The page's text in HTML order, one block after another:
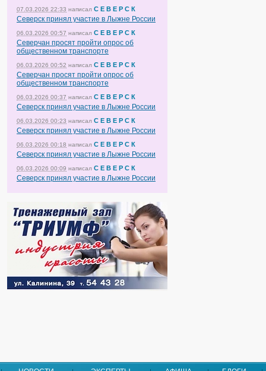
07.03.2026 22:33 написал С Е В Е Р С К
Северск принял участие в Лыжне России
06.03.2026 00:57 написал С Е В Е Р С К
Северчан просят пройти опрос об
общественном транспорте
06.03.2026 00:52 написал С Е В Е Р С К
Северчан просят пройти опрос об
общественном транспорте
06.03.2026 00:37 написал С Е В Е Р С К
Северск принял участие в Лыжне России
06.03.2026 00:23 написал С Е В Е Р С К
Северск принял участие в Лыжне России
06.03.2026 00:18 написал С Е В Е Р С К
Северск принял участие в Лыжне России
06.03.2026 00:09 написал С Е В Е Р С К
Северск принял участие в Лыжне России